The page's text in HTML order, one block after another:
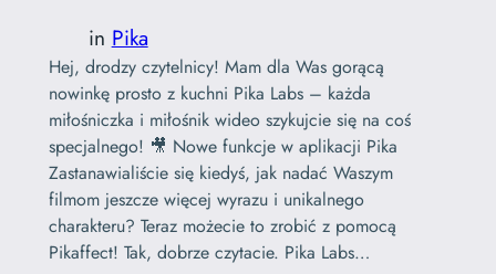
in Pika
Hej, drodzy czytelnicy! Mam dla Was gorącą
nowinkę prosto z kuchni Pika Labs – każda
miłośniczka i miłośnik wideo szykujcie się na coś
specjalnego! 🎥 Nowe funkcje w aplikacji Pika
Zastanawialiście się kiedyś, jak nadać Waszym
filmom jeszcze więcej wyrazu i unikalnego
charakteru? Teraz możecie to zrobić z pomocą
Pikaffect! Tak, dobrze czytacie. Pika Labs…